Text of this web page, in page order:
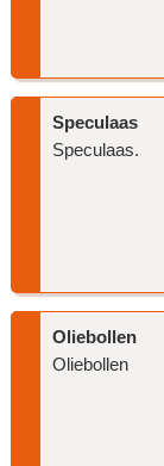
Speculaas
Speculaas.
Oliebollen
Oliebollen